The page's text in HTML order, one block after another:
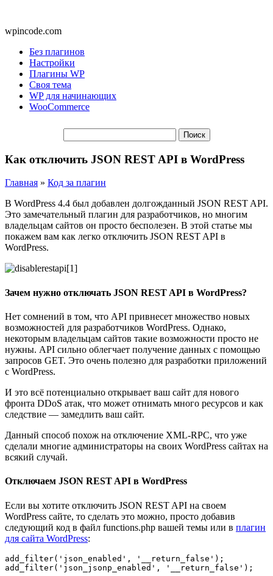
wpincode.com
Без плагинов
Настройки
Плагины WP
Своя тема
WP для начинающих
WooCommerce
Как отключить JSON REST API в WordPress
Главная » Код за плагин
В WordPress 4.4 был добавлен долгожданный JSON REST API.
Это замечательный плагин для разработчиков, но многим
владельцам сайтов он просто бесполезен. В этой статье мы
покажем вам как легко отключить JSON REST API в
WordPress.
Зачем нужно отключать JSON REST API в WordPress?
Нет сомнений в том, что API привнесет множество новых
возможностей для разработчиков WordPress. Однако,
некоторым владельцам сайтов такие возможности просто не
нужны. API сильно облегчает получение данных с помощью
запросов GET. Это очень полезно для разработки приложений
с WordPress.
И это всё потенциально открывает ваш сайт для нового
фронта DDoS атак, что может отнимать много ресурсов и как
следствие — замедлить ваш сайт.
Данный способ похож на отключение XML-RPC, что уже
сделали многие администраторы на своих WordPress сайтах на
всякий случай.
Отключаем JSON REST API в WordPress
Если вы хотите отключить JSON REST API на своем
WordPress сайте, то сделать это можно, просто добавив
следующий код в файл functions.php вашей темы или в плагин
для сайта WordPress:
add_filter('json_enabled', '__return_false');